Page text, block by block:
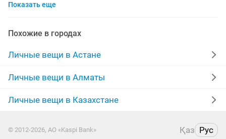
норковые шубы новые
дубленки инвалидные коляски
джинсы золотые цепочки
серьги золотые сумка
Показать еще
Похожие в городах
Личные вещи в Астане
Личные вещи в Алматы
Личные вещи в Казахстане
© 2012-2026, АО «Kaspi Bank» Қаз Рус